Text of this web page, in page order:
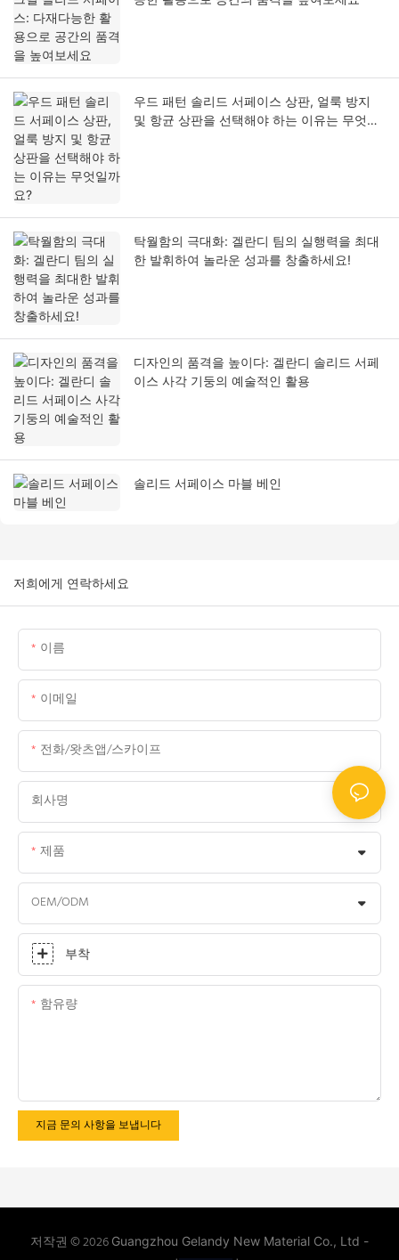
우드 패턴 솔리드 서페이스 상판, 얼룩 방지
및 항균 상판을 선택해야 하는 이유는 무엇일
탁월함의 극대화: 겔란디 팀의 실행력을 최대
한 발휘하여 놀라운 성과를 창출하세요!
디자인의 품격을 높이다: 겔란디 솔리드 서페
이스 사각 기둥의 예술적인 활용
솔리드 서페이스 마블 베인
저희에게 연락하세요
이름
이메일
전화/왓츠앱/스카이프
회사명
제품
OEM/ODM
부착
함유량
지금 문의 사항을 보냅니다
저작권 © 2026 Guangzhou Gelandy New Material Co., Ltd -